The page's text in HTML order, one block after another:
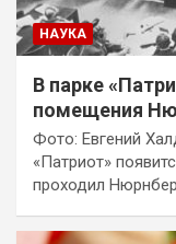
НАУКА
В парке
помещения
Фото: Евгений
«Патриот»
проходил